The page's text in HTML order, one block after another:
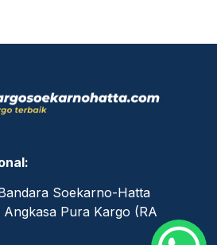
Soekarno-Hatta
Angkasa Pura Kargo (RA